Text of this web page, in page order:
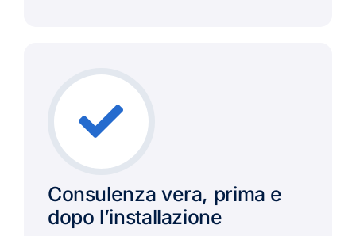
Consulenza vera, prima e
dopo l’installazione